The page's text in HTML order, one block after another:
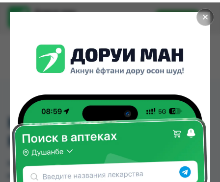
✕
Доруи ман
Установить
КРАСКА ДЛЯ ВОЛОС
КАСТИНГ№553
КРАСКА ДЛЯ ВОЛОС КАСТИНГ№553 можно
купить или заказать в аптеках, Аптека Нур (Nur),